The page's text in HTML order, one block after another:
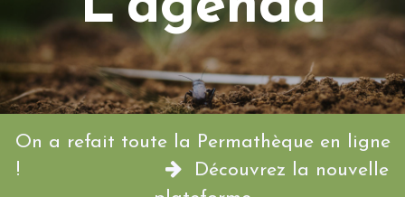
On a refait toute la Permathèque en ligne
!
Découvrez la nouvelle